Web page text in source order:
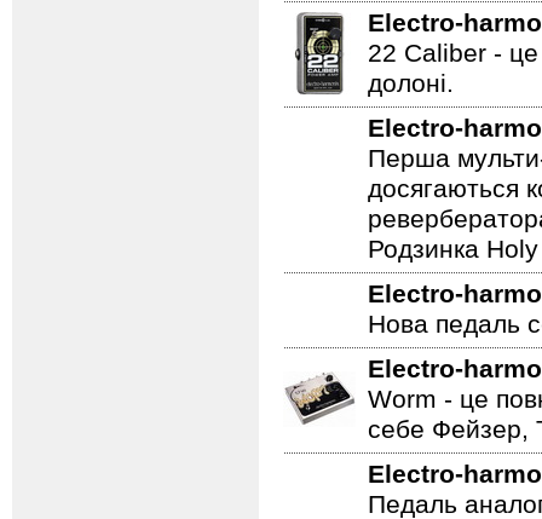
Electro-
Аналогова
Electro-
22 Caliber - це
долоні.
Electro-
Перша
досягаються
Родзинка
Electro-
Нова педаль
Electro-
Worm - це
себе Фейзер,